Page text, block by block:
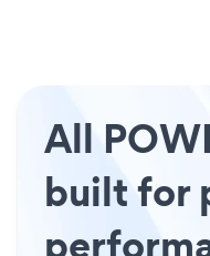
All
built for